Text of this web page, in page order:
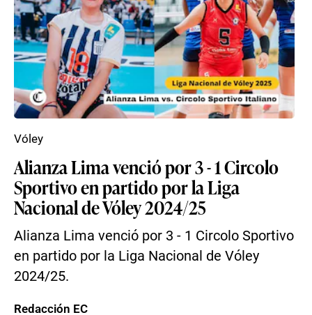
Alianza Lima venció por 3 - 1 Circolo
Sportivo en partido por la Liga
Nacional de Vóley 2024/25
Alianza Lima venció por 3 - 1 Circolo Sportivo
en partido por la Liga Nacional de Vóley
2024/25.
Vóley
Redacción EC